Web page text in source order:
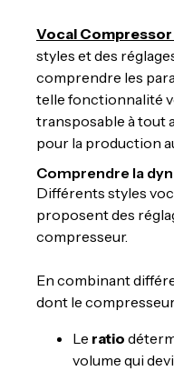
Vocal
styles et des
comprendre les
telle fonctionnalité
transposable à tout
pour la production
Comprendre la
Différents styles
proposent des
compresseur.
En combinant
dont le
Le ratio
volume qui